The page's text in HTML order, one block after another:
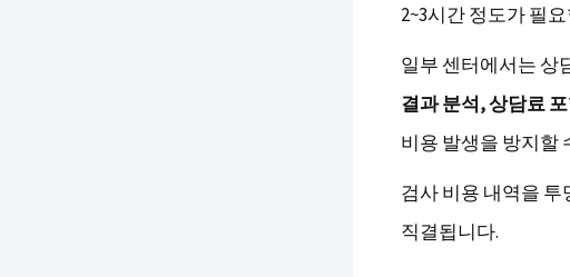
2~3시간 정도가 필
일부 센터에서는 상
결과 분석, 상담료
비용 발생을 방지할
검사 비용 내역을
직결됩니다.